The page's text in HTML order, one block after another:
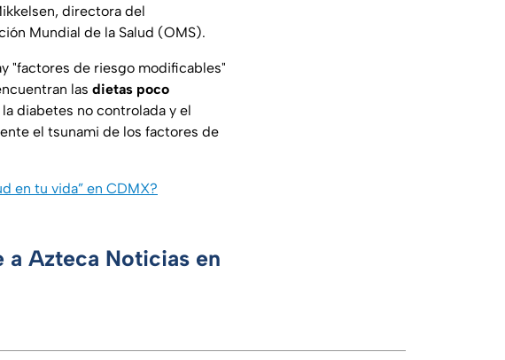
directora del
Mundial de la Salud (OMS).
"factores de riesgo modificables"
las dietas poco
la diabetes no controlada y el
el tsunami de los factores de
en tu vida” en CDMX?
a Azteca Noticias en